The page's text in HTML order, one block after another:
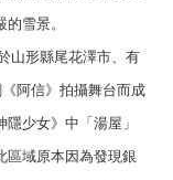
雪景。
山形縣尾花澤市、有
阿信》拍攝舞台而成
少女》中「湯屋」
區域原本因為發現銀